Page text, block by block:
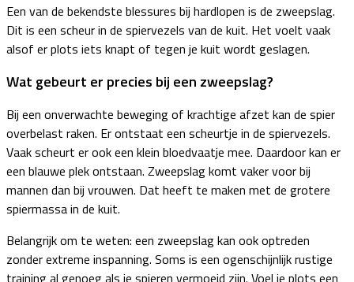
Een van de bekendste blessures bij hardlopen is de zweepslag.
Dit is een scheur in de spiervezels van de kuit. Het voelt vaak
alsof er plots iets knapt of tegen je kuit wordt geslagen.
Wat gebeurt er precies bij een zweepslag?
Bij een onverwachte beweging of krachtige afzet kan de spier
overbelast raken. Er ontstaat een scheurtje in de spiervezels.
Vaak scheurt er ook een klein bloedvaatje mee. Daardoor kan er
een blauwe plek ontstaan. Zweepslag komt vaker voor bij
mannen dan bij vrouwen. Dat heeft te maken met de grotere
spiermassa in de kuit.
Belangrijk om te weten: een zweepslag kan ook optreden
zonder extreme inspanning. Soms is een ogenschijnlijk rustige
training al genoeg als je spieren vermoeid zijn. Voel je plots een